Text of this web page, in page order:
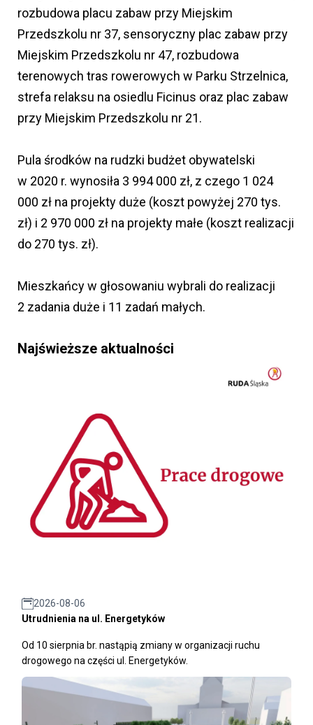
rozbudowa placu zabaw przy Miejskim
Przedszkolu nr 37, sensoryczny plac zabaw przy
Miejskim Przedszkolu nr 47, rozbudowa
terenowych tras rowerowych w Parku Strzelnica,
strefa relaksu na osiedlu Ficinus oraz plac zabaw
przy Miejskim Przedszkolu nr 21.
Pula środków na rudzki budżet obywatelski
w 2020 r. wynosiła 3 994 000 zł, z czego 1 024
000 zł na projekty duże (koszt powyżej 270 tys.
zł) i 2 970 000 zł na projekty małe (koszt realizacji
do 270 tys. zł).
Mieszkańcy w głosowaniu wybrali do realizacji
2 zadania duże i 11 zadań małych.
Najświeższe aktualności
2026-08-06
Utrudnienia na ul. Energetyków
Od 10 sierpnia br. nastąpią zmiany w organizacji ruchu
drogowego na części ul. Energetyków.